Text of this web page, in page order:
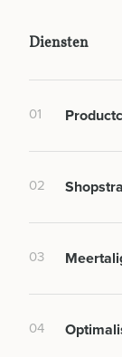
Diensten
01
02
03
04